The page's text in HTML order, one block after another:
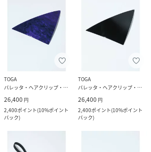
TOGA
バレッタ・ヘアクリップ・ヘアピン
26,400 円
2,400ポイント(10%ポイント
バック)
TOGA
バレッタ・ヘアクリップ・ヘアピン
26,400 円
2,400ポイント(10%ポイント
バック)